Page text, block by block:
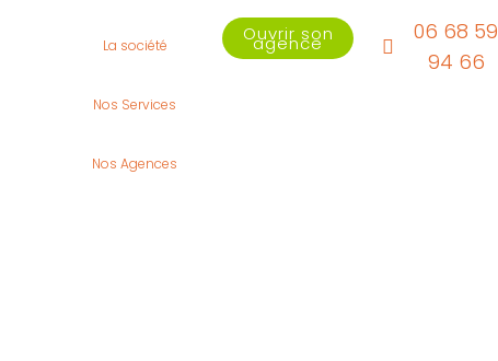
La société
Nos Services
Nos Agences
Ouvrir son
agence
06 68 59
94 66